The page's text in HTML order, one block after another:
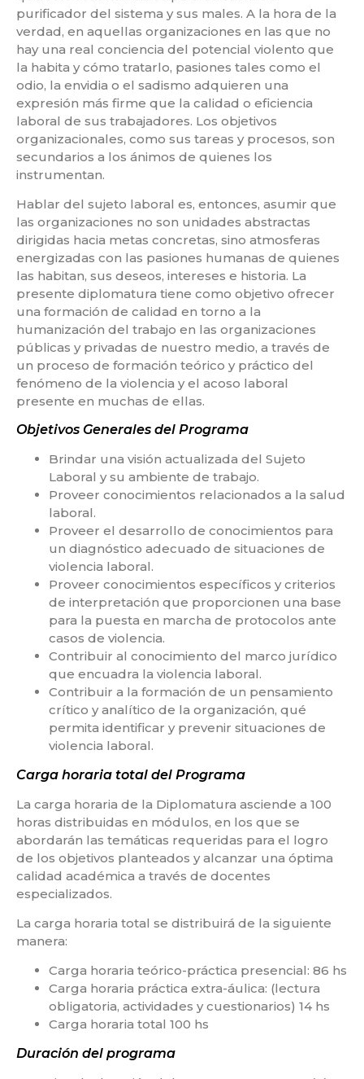
purificador del sistema y sus males. A la hora de la
verdad, en aquellas organizaciones en las que no
hay una real conciencia del potencial violento que
la habita y cómo tratarlo, pasiones tales como el
odio, la envidia o el sadismo adquieren una
expresión más firme que la calidad o eficiencia
laboral de sus trabajadores. Los objetivos
organizacionales, como sus tareas y procesos, son
secundarios a los ánimos de quienes los
instrumentan.
Hablar del sujeto laboral es, entonces, asumir que
las organizaciones no son unidades abstractas
dirigidas hacia metas concretas, sino atmosferas
energizadas con las pasiones humanas de quienes
las habitan, sus deseos, intereses e historia. La
presente diplomatura tiene como objetivo ofrecer
una formación de calidad en torno a la
humanización del trabajo en las organizaciones
públicas y privadas de nuestro medio, a través de
un proceso de formación teórico y práctico del
fenómeno de la violencia y el acoso laboral
presente en muchas de ellas.
Objetivos Generales del Programa
Brindar una visión actualizada del Sujeto
Laboral y su ambiente de trabajo.
Proveer conocimientos relacionados a la salud
laboral.
Proveer el desarrollo de conocimientos para
un diagnóstico adecuado de situaciones de
violencia laboral.
Proveer conocimientos específicos y criterios
de interpretación que proporcionen una base
para la puesta en marcha de protocolos ante
casos de violencia.
Contribuir al conocimiento del marco jurídico
que encuadra la violencia laboral.
Contribuir a la formación de un pensamiento
crítico y analítico de la organización, qué
permita identificar y prevenir situaciones de
violencia laboral.
Carga horaria total del Programa
La carga horaria de la Diplomatura asciende a 100
horas distribuidas en módulos, en los que se
abordarán las temáticas requeridas para el logro
de los objetivos planteados y alcanzar una óptima
calidad académica a través de docentes
especializados.
La carga horaria total se distribuirá de la siguiente
manera:
Carga horaria teórico-práctica presencial: 86 hs
Carga horaria práctica extra-áulica: (lectura
obligatoria, actividades y cuestionarios) 14 hs
Carga horaria total 100 hs
Duración del programa